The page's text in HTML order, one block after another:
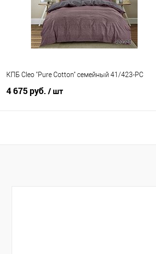
В избранное
В наличии
КПБ Cleo "Pure Cotton" семейный 41/423-PC
4 675 руб. / шт